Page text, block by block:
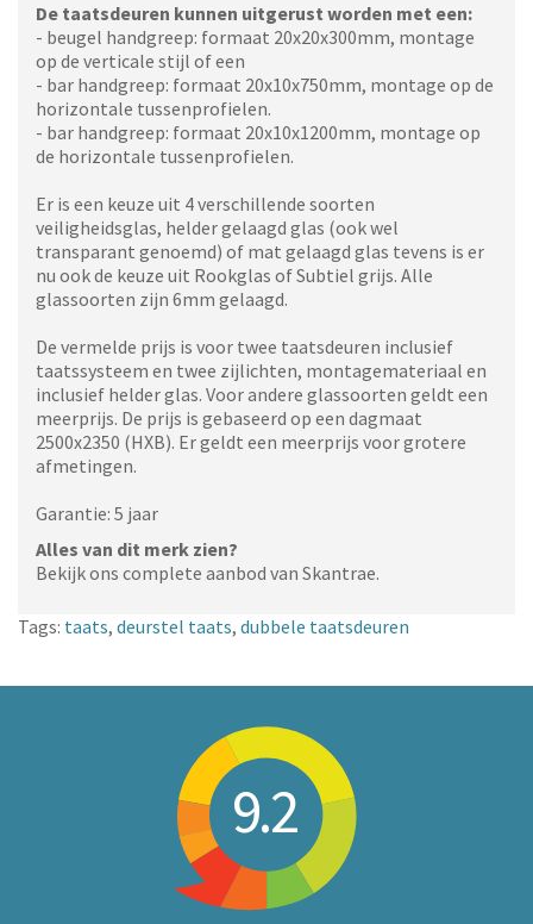
De taatsdeuren kunnen uitgerust worden met een:
- beugel handgreep: formaat 20x20x300mm, montage
op de verticale stijl of een
- bar handgreep: formaat 20x10x750mm, montage op de
horizontale tussenprofielen.
- bar handgreep: formaat 20x10x1200mm, montage op
de horizontale tussenprofielen.
Er is een keuze uit 4 verschillende soorten
veiligheidsglas, helder gelaagd glas (ook wel
transparant genoemd) of mat gelaagd glas tevens is er
nu ook de keuze uit Rookglas of Subtiel grijs. Alle
glassoorten zijn 6mm gelaagd.
De vermelde prijs is voor twee taatsdeuren inclusief
taatssysteem en twee zijlichten, montagemateriaal en
inclusief helder glas. Voor andere glassoorten geldt een
meerprijs. De prijs is gebaseerd op een dagmaat
2500x2350 (HXB). Er geldt een meerprijs voor grotere
afmetingen.
Garantie: 5 jaar
Alles van dit merk zien?
Bekijk ons complete aanbod van Skantrae.
Tags: taats, deurstel taats, dubbele taatsdeuren
9.2